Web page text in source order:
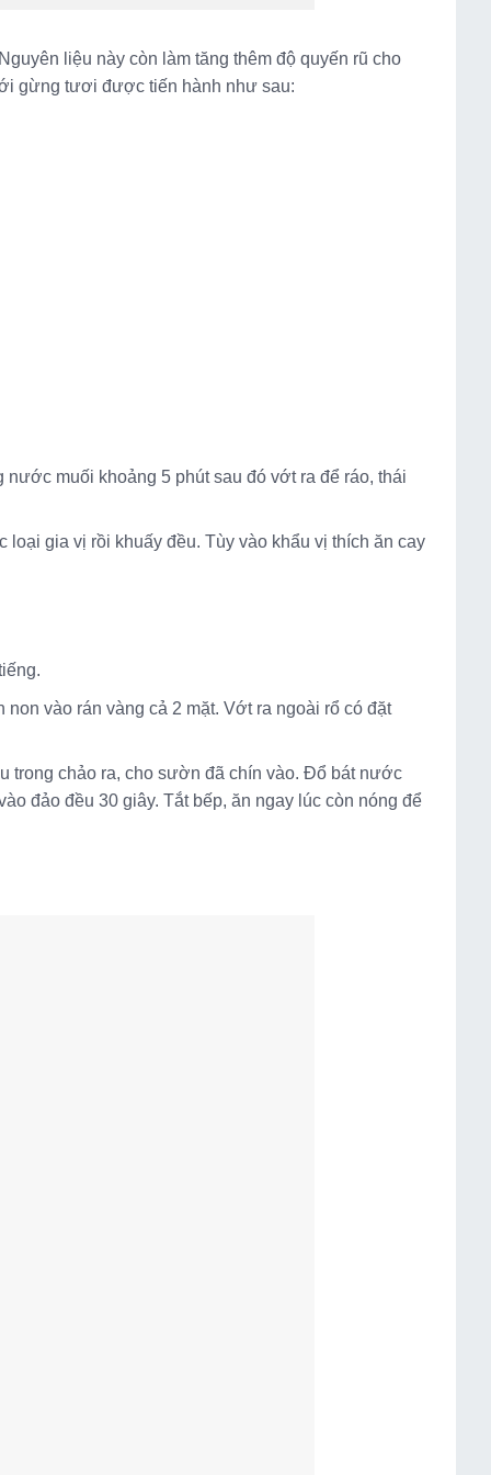
liệu này còn làm tăng thêm độ quyến rũ cho
gừng tươi được tiến hành như sau:
muối khoảng 5 phút sau đó vớt ra để ráo, thái
gia vị rồi khuấy đều. Tùy vào khẩu vị thích ăn cay
vào rán vàng cả 2 mặt. Vớt ra ngoài rổ có đặt
trong chảo ra, cho sườn đã chín vào. Đổ bát nước
đảo đều 30 giây. Tắt bếp, ăn ngay lúc còn nóng để